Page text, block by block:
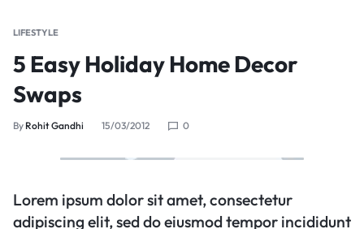
LIFESTYLE
5 Easy Holiday Home Decor
Swaps
By Rohit Gandhi 15/03/2012 0
Lorem ipsum dolor sit amet, consectetur
adipiscing elit, sed do eiusmod tempor incididunt